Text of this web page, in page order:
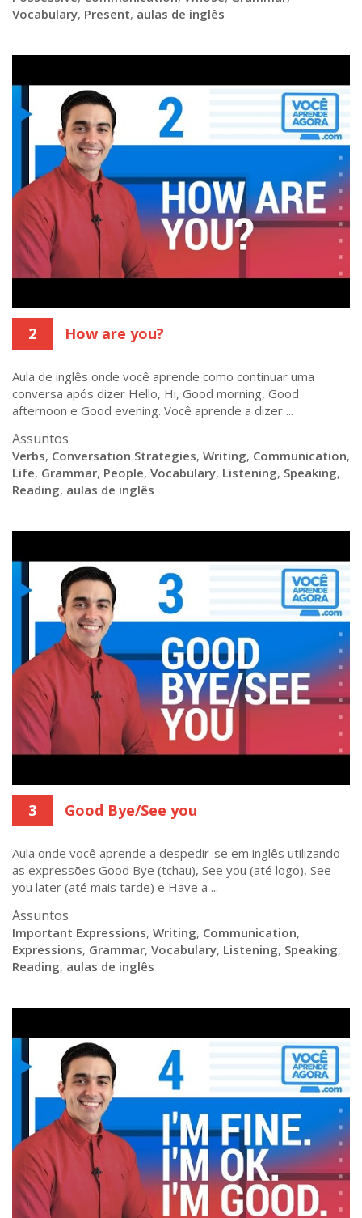
Vocabulary, Present, aulas de inglês
2 How are you?
Aula de inglês onde você aprende como continuar uma
conversa após dizer Hello, Hi, Good morning, Good
afternoon e Good evening. Você aprende a dizer ...
Assuntos
Verbs, Conversation Strategies, Writing, Communication,
Life, Grammar, People, Vocabulary, Listening, Speaking,
Reading, aulas de inglês
3 Good Bye/See you
Aula onde você aprende a despedir-se em inglês utilizando
as expressões Good Bye (tchau), See you (até logo), See
you later (até mais tarde) e Have a ...
Assuntos
Important Expressions, Writing, Communication,
Expressions, Grammar, Vocabulary, Listening, Speaking,
Reading, aulas de inglês